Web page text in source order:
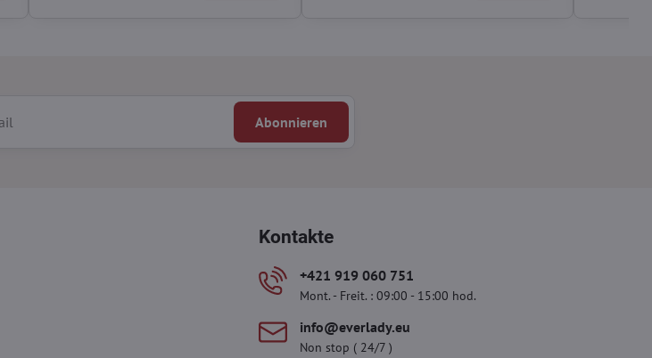
Abonnieren
Kontakte
+421 919 060 751
Mont. - Freit. : 09:00 - 15:00 hod.
info​@everlady​.eu
Non stop ( 24/7 )